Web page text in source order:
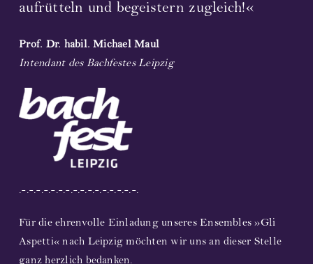
aufrütteln und begeistern zugleich!«
Prof. Dr. habil. Michael Maul
Intendant des Bachfestes Leipzig
.-.-.-.-.-.-.-.-.-.-.-.-.-.-.-.-.
Für die ehrenvolle Einladung unseres Ensembles »Gli
Aspetti« nach Leipzig möchten wir uns an dieser Stelle
ganz herzlich bedanken.